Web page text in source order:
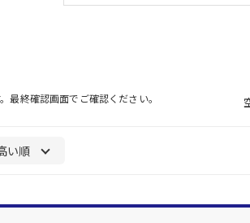
終確認画面でご確認ください。
い順